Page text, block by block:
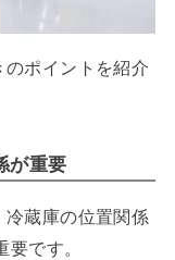
ポイントを紹介
が重要
蔵庫の位置関係
です。